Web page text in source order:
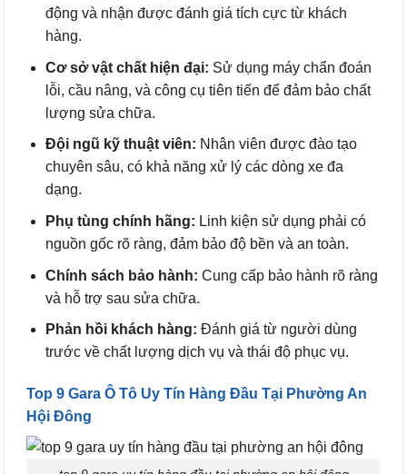
động và nhận được đánh giá tích cực từ khách
hàng.
Cơ sở vật chất hiện đại: Sử dụng máy chẩn đoán
lỗi, cầu nâng, và công cụ tiên tiến để đảm bảo chất
lượng sửa chữa.
Đội ngũ kỹ thuật viên: Nhân viên được đào tạo
chuyên sâu, có khả năng xử lý các dòng xe đa
dạng.
Phụ tùng chính hãng: Linh kiện sử dụng phải có
nguồn gốc rõ ràng, đảm bảo độ bền và an toàn.
Chính sách bảo hành: Cung cấp bảo hành rõ ràng
và hỗ trợ sau sửa chữa.
Phản hồi khách hàng: Đánh giá từ người dùng
trước về chất lượng dịch vụ và thái độ phục vụ.
Top 9 Gara Ô Tô Uy Tín Hàng Đầu Tại Phường An
Hội Đông